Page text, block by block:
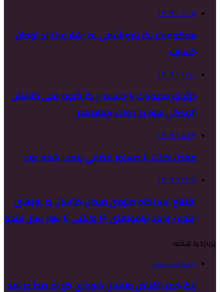
۱۴۰۴/۰۱/۰۵
محکومیت یک پتروشیمی به ۵۵۰۰ میلیارد تومان
خسارت
۱۴۰۴/۰۱/۱۰
جزئیات مصوبات ۷ جلسه از کارگروه ملی کاهش
آلودگی هوا در دولت چهاردهم
۱۴۰۳/۰۸/۲۳
معدن کلات با دستور قضایی پلمب شده بود
۱۴۰۲/۱۲/۱۹
افتتاح ایستگاه متروی میدان خراسان در روزهای
آینده/ ورود ترامواهای ۴ واگنی تا بهار سال آینده
پربازدید هفته
5 ساعت پیش
زنگ خطر انقراض ماهیان خاویاری خزر به صدا در آمد